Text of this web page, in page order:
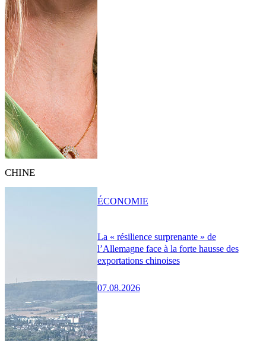
CHINE
La « résilience surprenante » de
l’Allemagne face à la forte hausse des
exportations chinoises
07.08.2026
ÉCONOMIE